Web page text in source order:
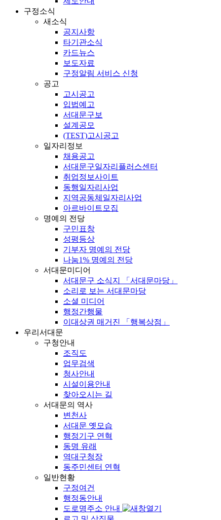
구정소식
새소식
공지사항
타기관소식
카드뉴스
보도자료
구정알림 서비스 신청
공고
고시공고
입법예고
서대문구보
설계공모
(TEST)고시공고
일자리정보
채용공고
서대문구일자리플러스센터
취업정보사이트
동행일자리사업
지역공동체일자리사업
아르바이트모집
명예의 전당
구민표창
성평등상
기부자 명예의 전당
나눔1% 명예의 전당
서대문미디어
서대문구 소식지 「서대문마당」
소리로 보는 서대문마당
소셜 미디어
행정간행물
이대상권 매거진 「행복상점」
우리서대문
구청안내
조직도
업무검색
청사안내
시설이용안내
찾아오시는 길
서대문의 역사
변천사
서대문 옛모습
행정기구 연혁
동명 유래
역대구청장
동주민센터 연혁
일반현황
구정여건
행정동안내
도로명주소 안내